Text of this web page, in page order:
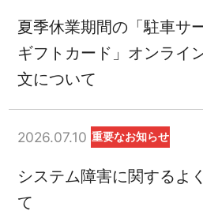
夏季休業期間の「駐車サ
ギフトカード」オンライ
文について
2026.07.10 重要なお知らせ
システム障害に関するよ
て